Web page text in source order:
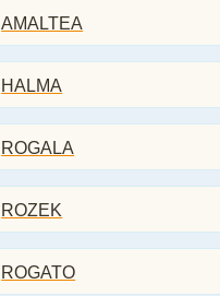
AMALTEA
HALMA
ROGALA
ROZEK
ROGATO